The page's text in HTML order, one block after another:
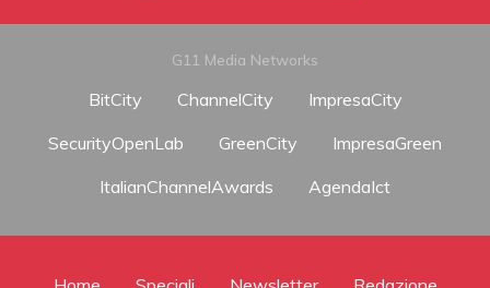
G11 Media Networks
BitCity ChannelCity
ImpresaCity
SecurityOpenLab
GreenCity
ImpresaGreen
ItalianChannelAwards
AgendaIct